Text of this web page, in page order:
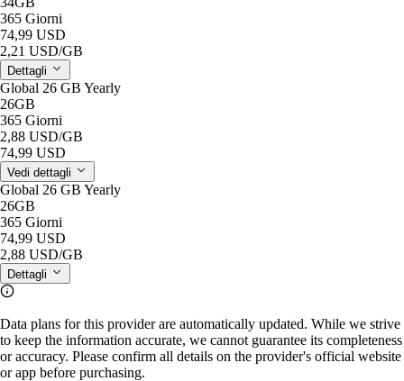
365 Giorni
74,99 USD
2,21 USD/GB
Dettagli
Global 26 GB Yearly
26GB
365 Giorni
2,88 USD/GB
74,99 USD
Vedi dettagli
Global 26 GB Yearly
26GB
365 Giorni
74,99 USD
2,88 USD/GB
Dettagli
Data plans for this provider are automatically updated. While we strive
to keep the information accurate, we cannot guarantee its completeness
or accuracy. Please confirm all details on the provider's official website
or app before purchasing.